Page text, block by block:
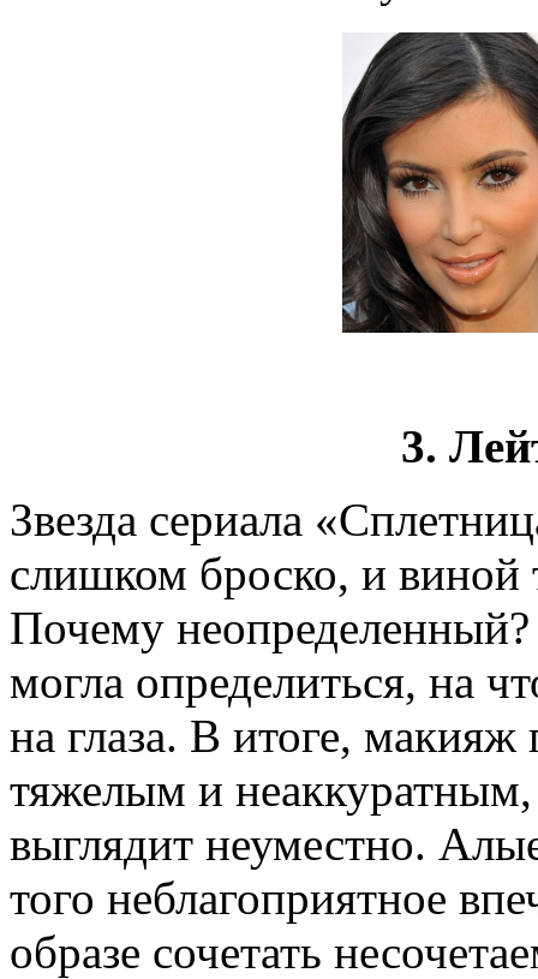
3.
Звезда сериала
слишком броско, и
Почему
могла определиться, на
на глаза. В итоге,
тяжелым и неаккуратным,
выглядит неуместно.
того неблагоприятное
образе сочетать